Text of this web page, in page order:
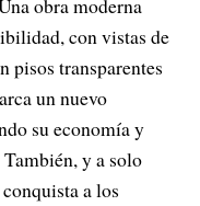
obra moderna
con vistas de
pisos transparentes
un nuevo
su economía y
y a solo
a los